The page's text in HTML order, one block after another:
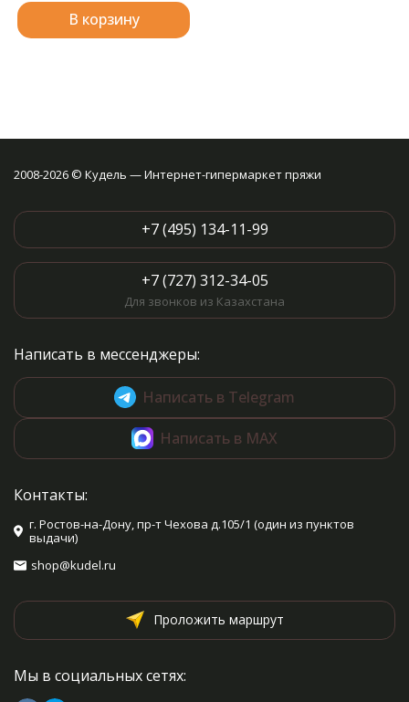
В корзину
2008-2026 © Кудель — Интернет-гипермаркет пряжи
+7 (495) 134-11-99
+7 (727) 312-34-05
Для звонков из Казахстана
Написать в мессенджеры:
Написать в Telegram
Написать в MAX
Контакты:
г. Ростов-на-Дону, пр-т Чехова д.105/1 (один из пунктов
выдачи)
shop@kudel.ru
Проложить маршрут
Мы в социальных сетях: